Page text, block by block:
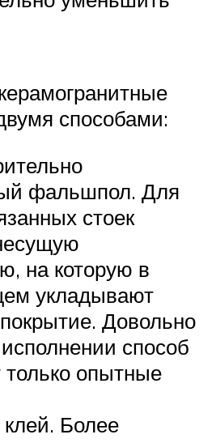
способами:
фальшпол. Для
стоек
на которую в
укладывают
Довольно
способ
опытные
Более